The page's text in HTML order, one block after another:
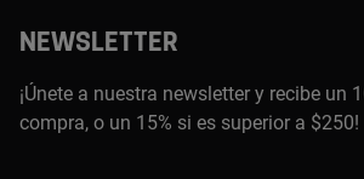
NEWSLETTER
¡Únete a nuestra newsletter y recibe un
compra, o un 15% si es superior a $250!